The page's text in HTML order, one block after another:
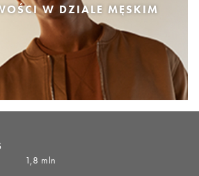
W DZIALE MĘSKIM
1,8 mln